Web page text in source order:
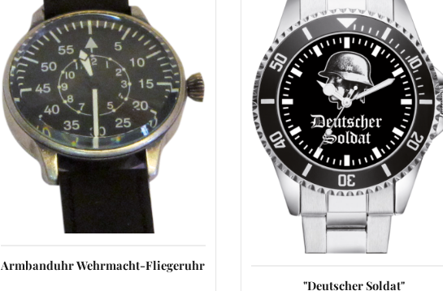
Armbanduhr Wehrmacht-Fliegeruhr
"Deutscher Soldat"